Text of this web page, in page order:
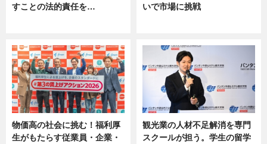
すことの法的責任を…
いで市場に挑戦
物価高の社会に挑む！福利厚
生がもたらす従業員・企業・
観光業の人材不足解消を専門
スクールが担う。学生の留学